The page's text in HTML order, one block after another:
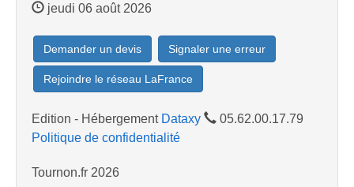
jeudi 06 août 2026
Demander un devis Signaler une erreur
Rejoindre le réseau LaFrance
Edition - Hébergement Dataxy
05.62.00.17.79
Politique de confidentialité
Tournon.fr 2026